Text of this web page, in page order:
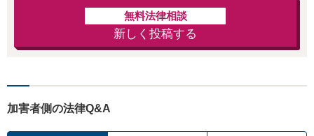
無料法律相談
新しく投稿する
加害者側の法律Q&A